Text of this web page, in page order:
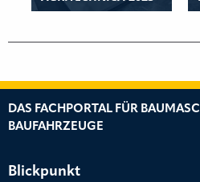
DAS FACHPORTAL FÜR
BAUFAHRZEUGE
Blickpunkt